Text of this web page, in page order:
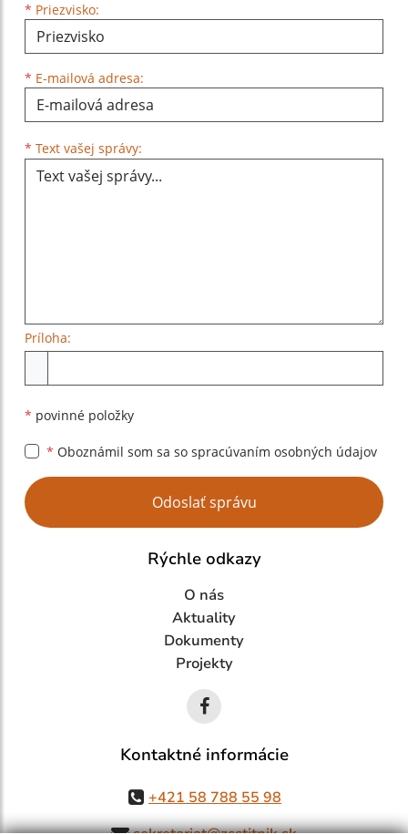
* Priezvisko:
* E-mailová adresa:
* Text vašej správy:
Príloha:
* povinné položky
* Oboznámil som sa so spracúvaním osobných údajov
Google reCaptcha Response
Odoslať správu
Rýchle odkazy
O nás
Aktuality
Dokumenty
Projekty
Kontaktné informácie
+421 58 788 55 98